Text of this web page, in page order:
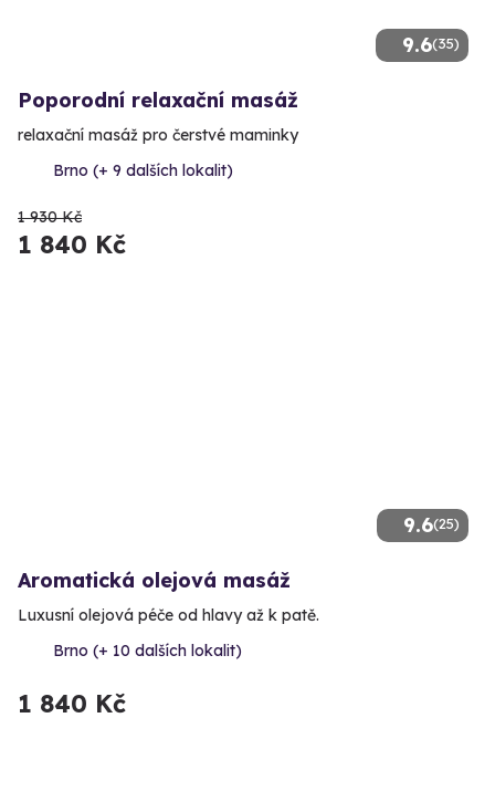
9.6(35)
Poporodní relaxační masáž
relaxační masáž pro čerstvé maminky
Brno (+ 9 dalších lokalit)
1 930 Kč
1 840 Kč
9.6(25)
Aromatická olejová masáž
Luxusní olejová péče od hlavy až k patě.
Brno (+ 10 dalších lokalit)
1 840 Kč